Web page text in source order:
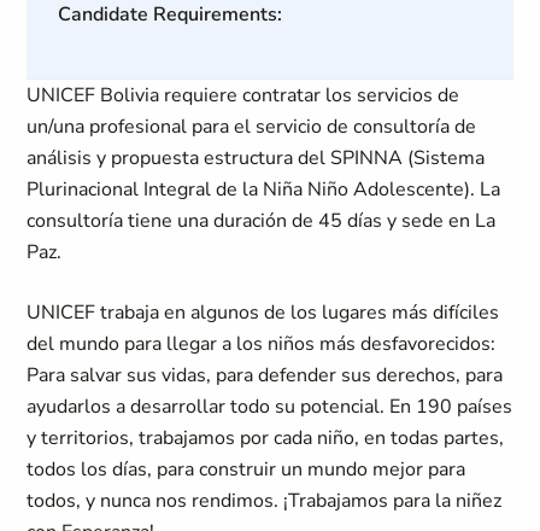
Candidate Requirements:
UNICEF Bolivia requiere contratar los servicios de
un/una profesional para el servicio de consultoría de
análisis y propuesta estructura del SPINNA (Sistema
Plurinacional Integral de la Niña Niño Adolescente). La
consultoría tiene una duración de 45 días y sede en La
Paz.
UNICEF trabaja en algunos de los lugares más difíciles
del mundo para llegar a los niños más desfavorecidos:
Para salvar sus vidas, para defender sus derechos, para
ayudarlos a desarrollar todo su potencial. En 190 países
y territorios, trabajamos por cada niño, en todas partes,
todos los días, para construir un mundo mejor para
todos, y nunca nos rendimos. ¡Trabajamos para la niñez